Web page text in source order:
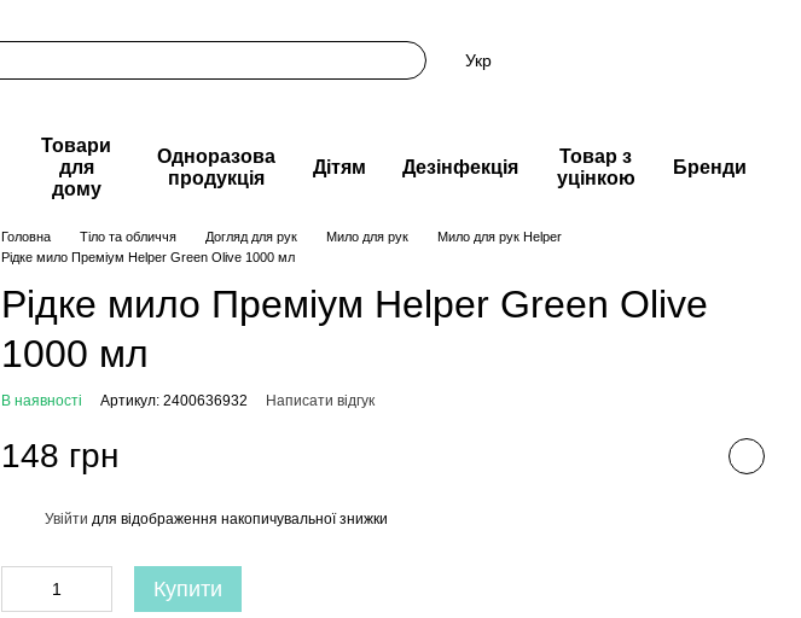
Укр
Товари
для
дому
Одноразова
продукція
Дітям Дезінфекція
Товар з
уцінкою
Бренди
Головна Тіло та обличчя Догляд для рук Мило для рук
Мило для рук Helper
Рідке мило Преміум Helper Green Olive 1000 мл
Рідке мило Преміум Helper Green Olive
1000 мл
В наявності Артикул: 2400636932 Написати відгук
148 грн
Увійти для відображення накопичувальної знижки
Купити